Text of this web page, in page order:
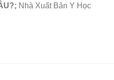
Nhà Xuất Bản Y Học